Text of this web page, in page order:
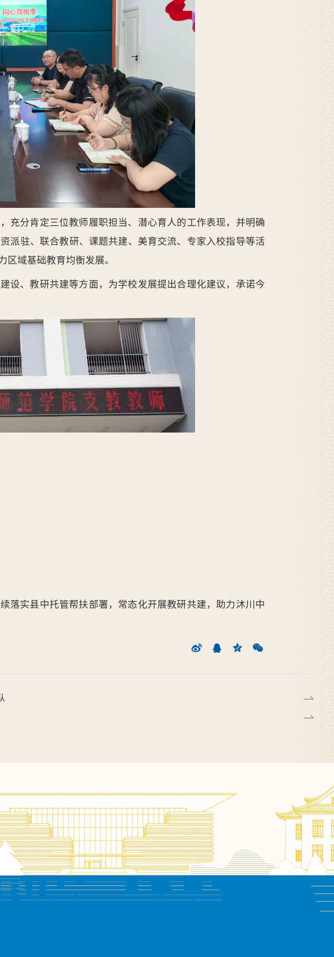
充分肯定三位教师履职担当、潜心育人的工作表现，并明确
派驻、联合教研、课题共建、美育交流、专家入校指导等活
域基础教育均衡发展。
设、教研共建等方面，为学校发展提出合理化建议，承诺今
落实县中托管帮扶部署，常态化开展教研共建，助力沐川中